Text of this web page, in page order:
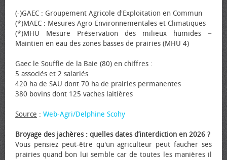
(-)GAEC : Groupement Agricole d'Exploitation en Commun
(*)MAEC : Mesures Agro-Environnementales et Climatiques
(*)MHU Mesure Préservation des milieux humides −
Maintien en eau des zones basses de prairies (MHU 4)
Gaec le Souffle de la Baie (80) en chiffres :
5 associés et 2 salariés
420 ha de SAU dont 70 ha de prairies permanentes
380 bovins dont 125 vaches laitières
Source : Web-Agri/Delphine Scohy
Broyage des jachères : quelles dates d’interdiction en 2026 ?
Vous pensiez peut-être qu'un agriculteur peut faucher ses
prairies quand bon lui semble car de toutes les manières il